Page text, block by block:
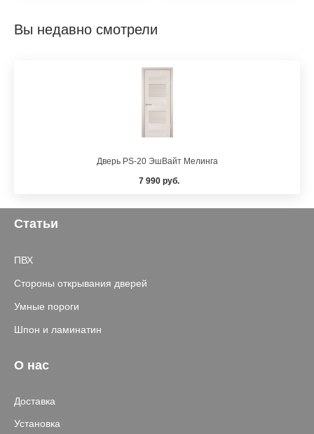
Вы недавно смотрели
Дверь PS-20 ЭшВайт Мелинга
7 990 руб.
Статьи
ПВХ
Стороны открывания дверей
Умные пороги
Шпон и ламинатин
О нас
Доставка
Установка